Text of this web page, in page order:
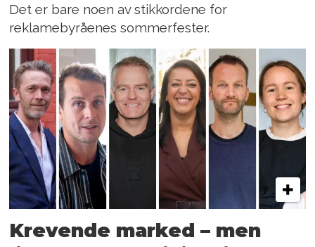
Det er bare noen av stikkordene for
reklamebyråenes sommerfester.
Krevende marked – men